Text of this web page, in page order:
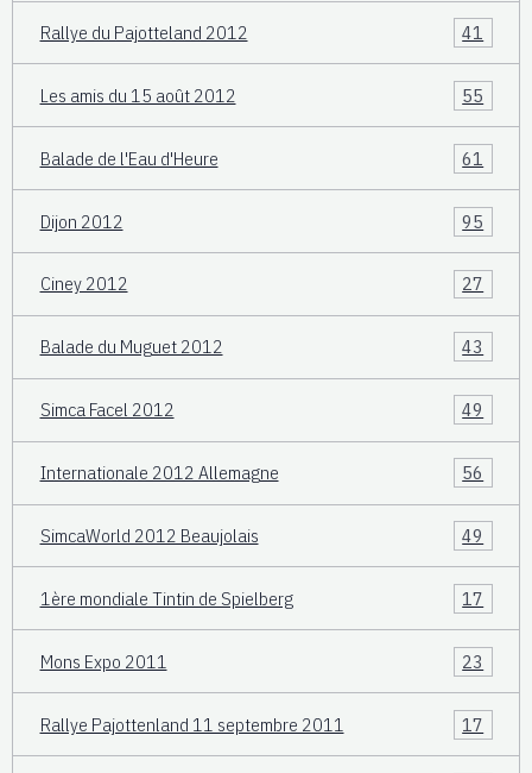
Rallye du Pajotteland 2012 41
Les amis du 15 août 2012 55
Balade de l'Eau d'Heure 61
Dijon 2012 95
Ciney 2012 27
Balade du Muguet 2012 43
Simca Facel 2012 49
Internationale 2012 Allemagne 56
SimcaWorld 2012 Beaujolais 49
1ère mondiale Tintin de Spielberg 17
Mons Expo 2011 23
Rallye Pajottenland 11 septembre 2011 17